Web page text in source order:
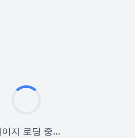
지 로딩 중...